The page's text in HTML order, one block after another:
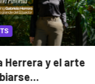
Herrera y el arte